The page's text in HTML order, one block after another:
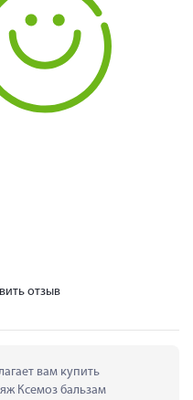
отзыв
вам купить
Ксемоз бальзам